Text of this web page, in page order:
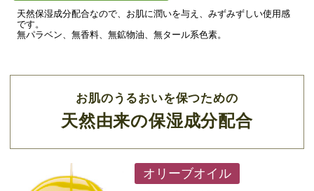
天然保湿成分配合なので、お肌に潤いを与え、みずみずしい使用感
です。
無パラベン、無香料、無鉱物油、無タール系色素。
お肌のうるおいを保つための
天然由来の保湿成分配合
オリーブオイル